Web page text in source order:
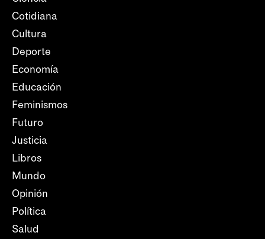
Cotidiana
Cultura
Deporte
Economía
Educación
Feminismos
Futuro
Justicia
Libros
Mundo
Opinión
Política
Salud